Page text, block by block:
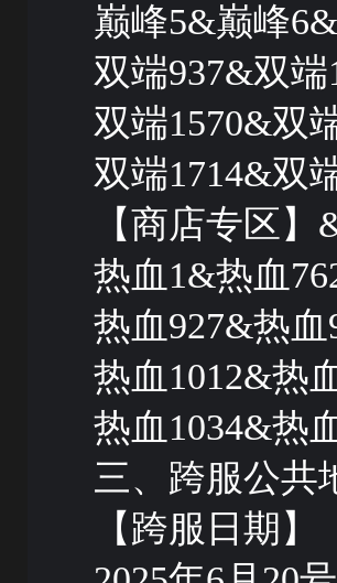
巅峰5&巅峰
双端937&双端
双端1570&双
双端1714&双
【商店专区
热血1&热血
热血927&热
热血1012&热
热血1034&热
三、跨服公共
【跨服日期】